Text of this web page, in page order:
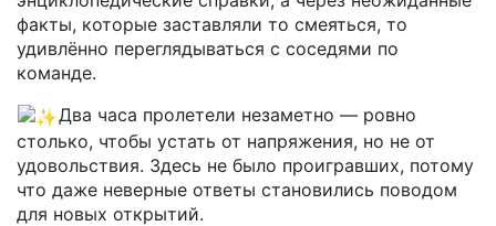
факты, которые заставляли то смеяться, то
удивлённо переглядываться с соседями по
команде.
Два часа пролетели незаметно — ровно
столько, чтобы устать от напряжения, но не от
удовольствия. Здесь не было проигравших, потому
что даже неверные ответы становились поводом
для новых открытий.